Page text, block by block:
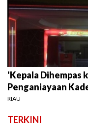
'Kepala Dihempas
Penganiayaan
RIAU
TERKINI